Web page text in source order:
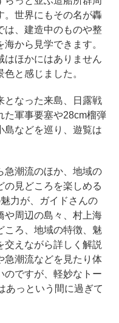
。世界にもその名が轟
は、建造中のものや整
から見学できます。
はほかにはありません
と感じました。
なった来島、日露戦
た軍事要塞や28cm榴弾
島などを巡り、遊覧は
潮流のほか、地域の
の見どころを楽しめる
力が、ガイドさんの
や周辺の島々、村上海
ころ、地域の特徴、魅
交えながら詳しく解説
急潮流などを見たり体
のですが、軽妙なトー
あっという間に過ぎて